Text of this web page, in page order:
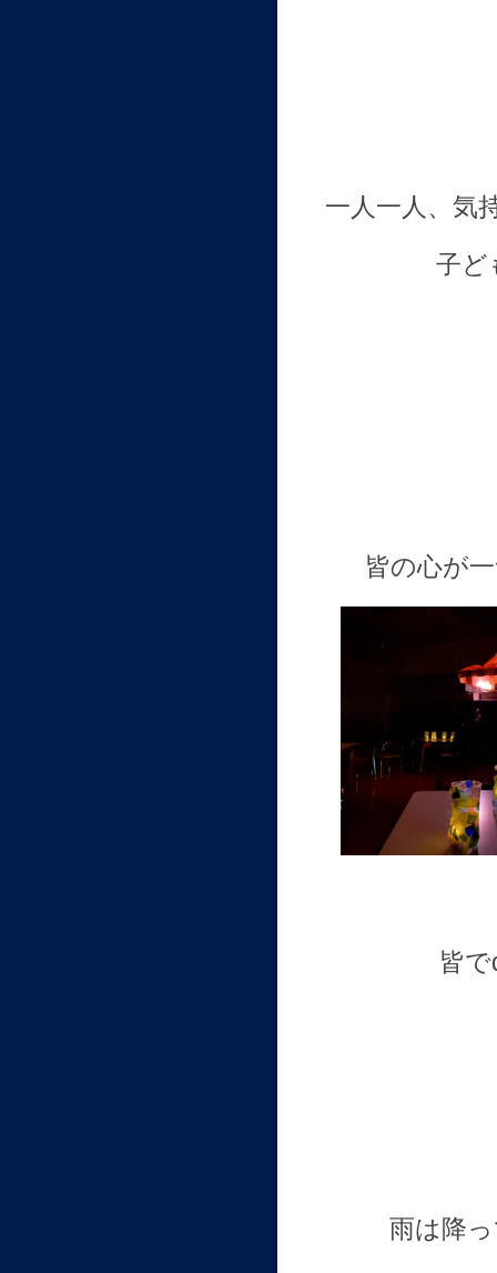
一人一人、気
子ど
皆の心が
皆で
雨は降